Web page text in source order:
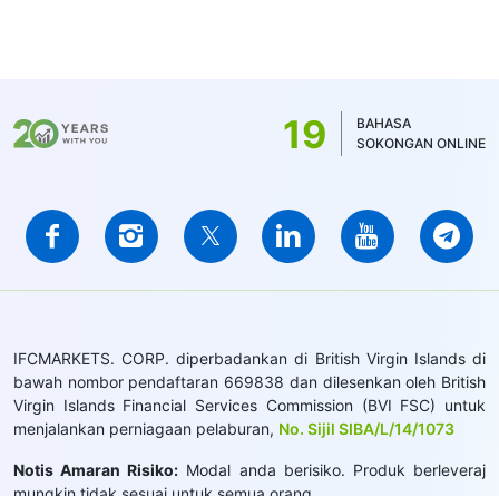
19
BAHASA
SOKONGAN ONLINE
IFCMARKETS. CORP. diperbadankan di British Virgin Islands di
bawah nombor pendaftaran 669838 dan dilesenkan oleh British
Virgin Islands Financial Services Commission (BVI FSC) untuk
menjalankan perniagaan pelaburan, No. Sijil SIBA/L/14/1073
Notis Amaran Risiko: Modal anda berisiko. Produk berleveraj